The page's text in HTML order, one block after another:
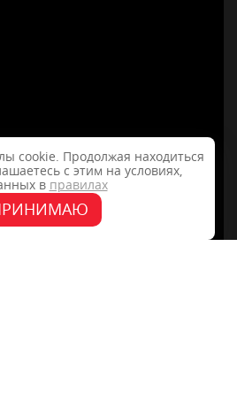
cookie. Продолжая находиться
с этим на условиях,
в правилах